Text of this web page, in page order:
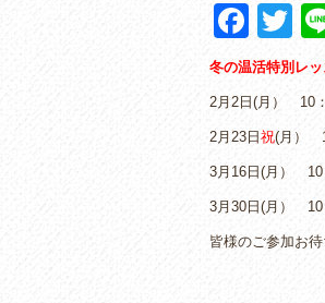
F
a
c
e
b
o
o
T
wi
tt
er
冬の温活特別レ
2月2日(月） 10
2月23日 祝(月）
3月16日(月） 10
3月30日(月） 10
皆様のご参加お